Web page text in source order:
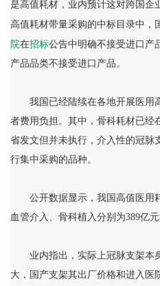
是高值耗材，业内预计这对跨国企
高值耗材带量采购的中标目录中，
院在招标公告中明确不接受进口产
产品品类不接受进口产品。
我国已经陆续在各地开展医用
者费用负担。其中，骨科耗材已经
省发文但并未执行，介入性的冠脉
行集中采购的品种。
公开数据显示，我国高值医用
血管介入、骨科植入分别为389亿元
业内指出，实际上冠脉支架本
大，国产支架其出厂价格和进入医